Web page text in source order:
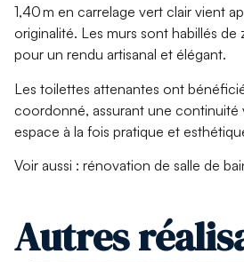
1,40 m en carrelage vert clair vient
originalité. Les murs sont habillés de
pour un rendu artisanal et élégant.
Les toilettes attenantes ont
coordonné, assurant une continuité
espace à la fois pratique et
Voir aussi : rénovation de salle de
Autres